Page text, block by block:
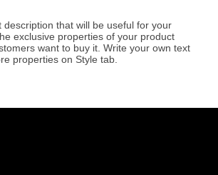
description that will be useful for your
exclusive properties of your product
want to buy it. Write your own text
properties on Style tab.